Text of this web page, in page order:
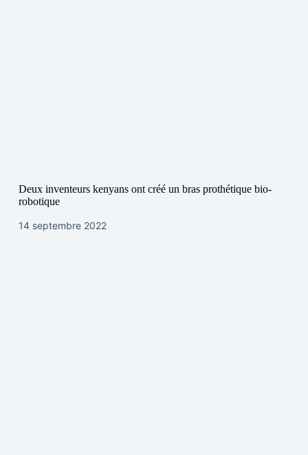
Deux inventeurs kenyans ont créé un bras prothétique bio-
robotique
14 septembre 2022